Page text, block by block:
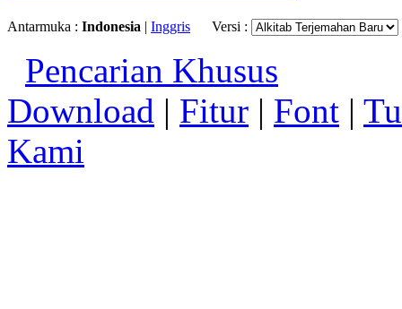
Antarmuka : Indonesia | Inggris Versi :
Pencarian Khusus
Download | Fitur | Font |
Kami